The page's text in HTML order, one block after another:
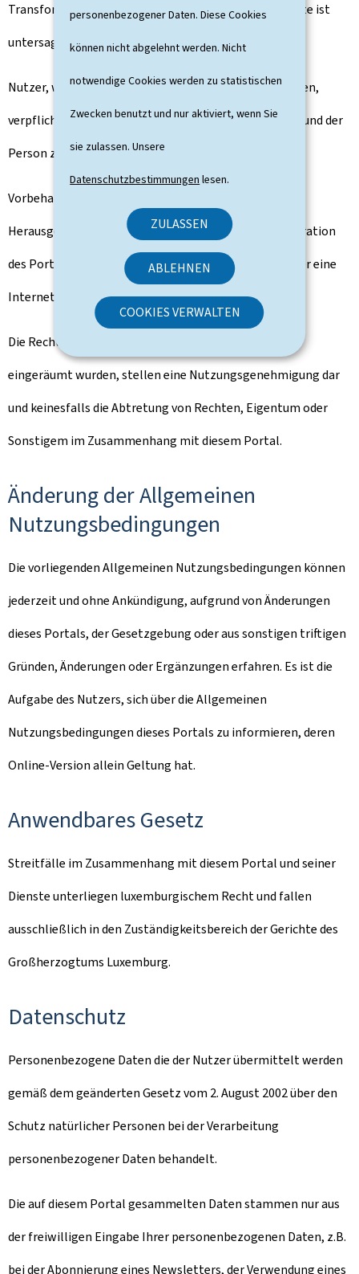
personenbezogener Daten. Diese Cookies
können nicht abgelehnt werden. Nicht
notwendige Cookies werden zu statistischen
Zwecken benutzt und nur aktiviert, wenn Sie
sie zulassen. Unsere
Datenschutzbestimmungen lesen.
ZULASSEN
ABLEHNEN
COOKIES VERWALTEN
Transformation oder Anpassung der genannten Inhalte ist
untersagt.
Nutzer, welche die Inhalte dieses Portals vervielfältigen,
verpflichten sich, dies in Achtung der Menschenwürde und der
Person zu tun.
Vorbehaltlich der ausdrücklichen Genehmigung des
Herausgebers ist die vollständige oder partielle Integration
des Portals gouvernement.lu in ein anderes Portal oder eine
Internetseite untersagt.
Die Rechte, die Ihnen oben implizit oder ausdrücklich
eingeräumt wurden, stellen eine Nutzungsgenehmigung dar
und keinesfalls die Abtretung von Rechten, Eigentum oder
Sonstigem im Zusammenhang mit diesem Portal.
Änderung der Allgemeinen
Nutzungsbedingungen
Die vorliegenden Allgemeinen Nutzungsbedingungen können
jederzeit und ohne Ankündigung, aufgrund von Änderungen
dieses Portals, der Gesetzgebung oder aus sonstigen triftigen
Gründen, Änderungen oder Ergänzungen erfahren. Es ist die
Aufgabe des Nutzers, sich über die Allgemeinen
Nutzungsbedingungen dieses Portals zu informieren, deren
Online-Version allein Geltung hat.
Anwendbares Gesetz
Streitfälle im Zusammenhang mit diesem Portal und seiner
Dienste unterliegen luxemburgischem Recht und fallen
ausschließlich in den Zuständigkeitsbereich der Gerichte des
Großherzogtums Luxemburg.
Datenschutz
Personenbezogene Daten die der Nutzer übermittelt werden
gemäß dem geänderten Gesetz vom 2. August 2002 über den
Schutz natürlicher Personen bei der Verarbeitung
personenbezogener Daten behandelt.
Die auf diesem Portal gesammelten Daten stammen nur aus
der freiwilligen Eingabe Ihrer personenbezogenen Daten, z.B.
bei der Abonnierung eines Newsletters, der Verwendung eines